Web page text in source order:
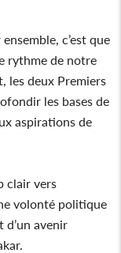
c’est que
rythme de notre
les deux Premiers
les bases de
aspirations de
clair vers
volonté politique
d’un avenir